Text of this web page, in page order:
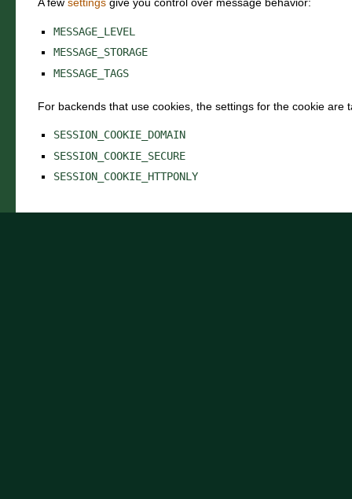
A few settings give you control over message behavior:
MESSAGE_LEVEL
MESSAGE_STORAGE
MESSAGE_TAGS
For backends that use cookies, the settings for the cookie are
SESSION_COOKIE_DOMAIN
SESSION_COOKIE_SECURE
SESSION_COOKIE_HTTPONLY